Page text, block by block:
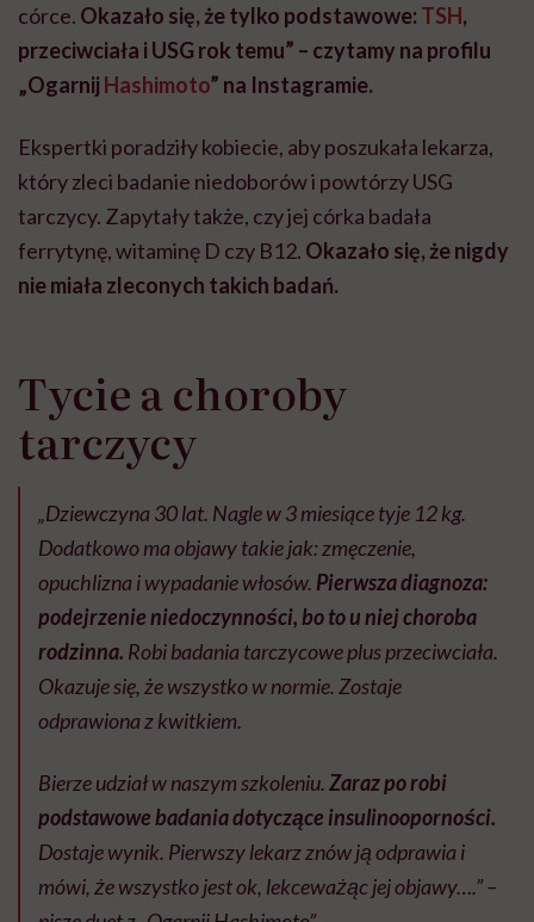
córce. Okazało się, że tylko podstawowe: TSH,
przeciwciała i USG rok temu” – czytamy na profilu
„Ogarnij Hashimoto” na Instagramie.
Ekspertki poradziły kobiecie, aby poszukała lekarza,
który zleci badanie niedoborów i powtórzy USG
tarczycy. Zapytały także, czy jej córka badała
ferrytynę, witaminę D czy B12. Okazało się, że nigdy
nie miała zleconych takich badań.
Tycie a choroby
tarczycy
„Dziewczyna 30 lat. Nagle w 3 miesiące tyje 12 kg.
Dodatkowo ma objawy takie jak: zmęczenie,
opuchlizna i wypadanie włosów. Pierwsza diagnoza:
podejrzenie niedoczynności, bo to u niej choroba
rodzinna. Robi badania tarczycowe plus przeciwciała.
Okazuje się, że wszystko w normie. Zostaje
odprawiona z kwitkiem.
Bierze udział w naszym szkoleniu.Zaraz po robi
podstawowe badania dotyczące insulinooporności.
Dostaje wynik. Pierwszy lekarz znów ją odprawia i
mówi, że wszystko jest ok, lekceważąc jej objawy….” –